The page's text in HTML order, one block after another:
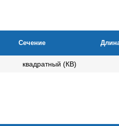
Сечение
квадратный (КВ)